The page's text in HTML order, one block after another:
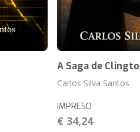
A Saga de
Carlos Silva Santos
IMPRESO
€ 34,24